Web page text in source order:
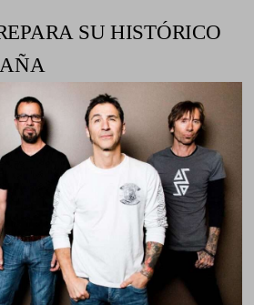
SU HISTÓRICO